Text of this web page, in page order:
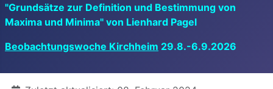
"Grundsätze zur Definition und Bestimmung von
Maxima und Minima" von Lienhard Pagel
Beobachtungswoche Kirchheim 29.8.-6.9.2026